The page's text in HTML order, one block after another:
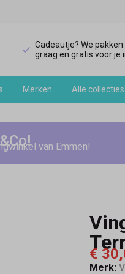
Cadeautje? We
graag en gratis voor je
Merken Alle collecties
van Emmen!
€
Merk: